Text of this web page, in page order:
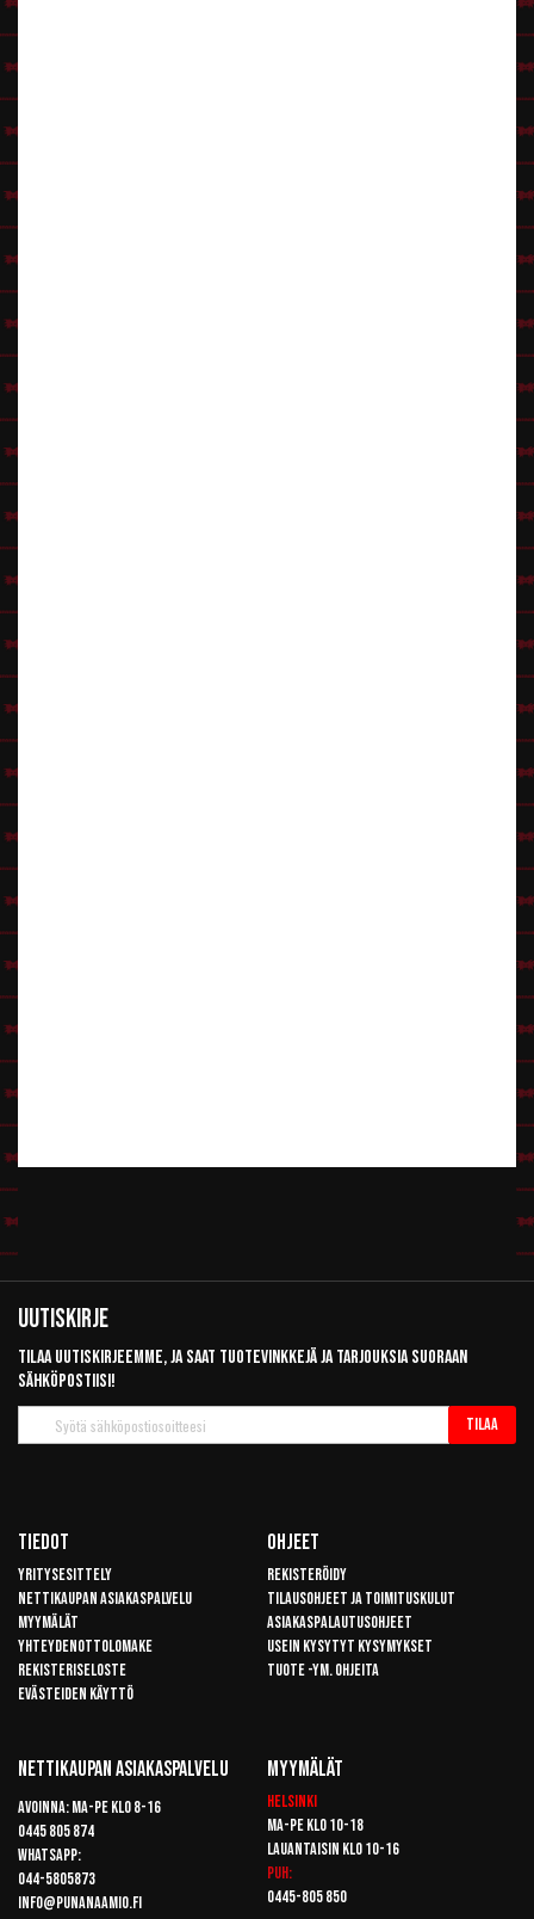
Uutiskirje
Tilaa uutiskirjeemme, ja saat tuotevinkkejä ja tarjouksia suoraan
sähköpostiisi!
uutiskirje
Tilaa
Tiedot
Yritysesittely
Nettikaupan asiakaspalvelu
Myymälät
Yhteydenottolomake
Rekisteriseloste
Evästeiden käyttö
Ohjeet
Rekisteröidy
Tilausohjeet ja toimituskulut
Asiakaspalautusohjeet
Usein kysytyt kysymykset
Tuote -ym. ohjeita
Nettikaupan Asiakaspalvelu
Avoinna: Ma-pe klo 8-16
0445 805 874
Whatsapp:
044-5805873
info@punanaamio.fi
Myymälät
Helsinki
Ma-pe klo 10-18
Lauantaisin klo 10-16
Puh:
0445-805 850